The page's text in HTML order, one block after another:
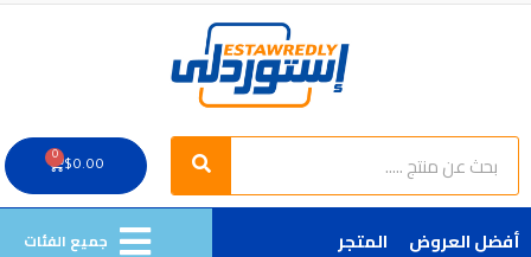
Search
Search
$0.00
0
Cart
أفضل العروض المتجر جميع الفئات